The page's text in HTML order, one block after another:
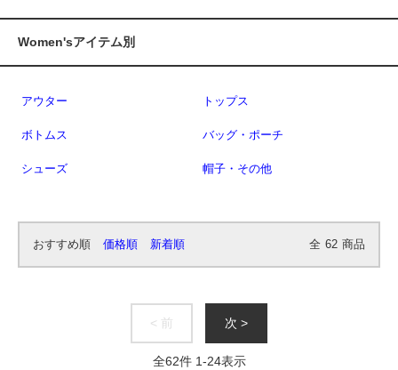
Women'sアイテム別
アウター トップス
ボトムス バッグ・ポーチ
シューズ 帽子・その他
おすすめ順 価格順 新着順 全 62 商品
< 前 次 >
全62件 1-24表示